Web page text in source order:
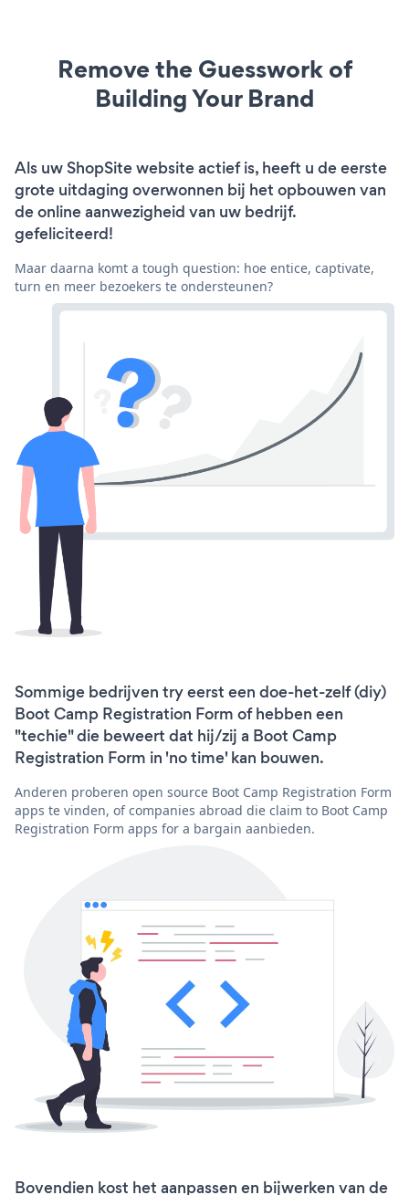
Remove the Guesswork of
Building Your Brand
Als uw ShopSite website actief is, heeft u de eerste
grote uitdaging overwonnen bij het opbouwen van
de online aanwezigheid van uw bedrijf.
gefeliciteerd!
Maar daarna komt a tough question: hoe entice, captivate,
turn en meer bezoekers te ondersteunen?
Sommige bedrijven try eerst een doe-het-zelf (diy)
Boot Camp Registration Form of hebben een
"techie" die beweert dat hij/zij a Boot Camp
Registration Form in 'no time' kan bouwen.
Anderen proberen open source Boot Camp Registration Form
apps te vinden, of companies abroad die claim to Boot Camp
Registration Form apps for a bargain aanbieden.
Bovendien kost het aanpassen en bijwerken van de